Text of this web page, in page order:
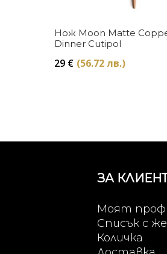
Купи
Нож Moon Matte
Dinner Cutipol
29 € (56.72 лв.)
ЗА
Моят
Списък с
Количка